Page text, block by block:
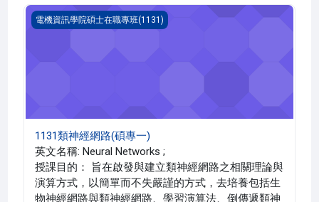
1131類神經網路(碩專一)
電機資訊學院碩士在職專班(1131)
1131類神經網路(碩專一)
英文名稱: Neural Networks ;
授課目的： 旨在啟發與建立類神經網路之相關理論與
演算方式，以簡單而不失嚴謹的方式，去培養包括生
物神經網路與類神經網路、學習演算法、倒傳遞類神